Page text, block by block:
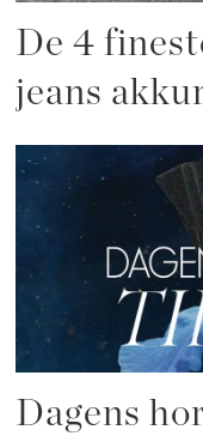
De 4
jeans
Dagens